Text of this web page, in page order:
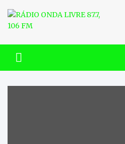
content
RÁDIO ONDA
FM